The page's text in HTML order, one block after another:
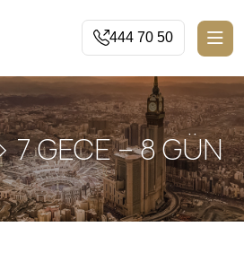
7 GECE – 8 GÜN
444 70 50